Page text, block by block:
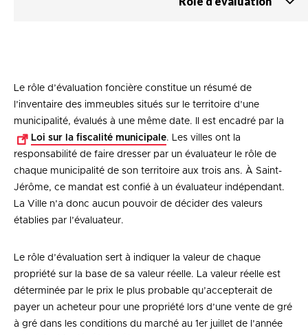
Le rôle d’évaluation foncière constitue un résumé de
l’inventaire des immeubles situés sur le territoire d’une
municipalité, évalués à une même date. Il est encadré par la
Loi sur la fiscalité municipale. Les villes ont la
responsabilité de faire dresser par un évaluateur le rôle de
chaque municipalité de son territoire aux trois ans. À Saint-
Jérôme, ce mandat est confié à un évaluateur indépendant.
La Ville n’a donc aucun pouvoir de décider des valeurs
établies par l’évaluateur.
Le rôle d’évaluation sert à indiquer la valeur de chaque
propriété sur la base de sa valeur réelle. La valeur réelle est
déterminée par le prix le plus probable qu’accepterait de
payer un acheteur pour une propriété lors d’une vente de gré
à gré dans les conditions du marché au 1er juillet de l’année